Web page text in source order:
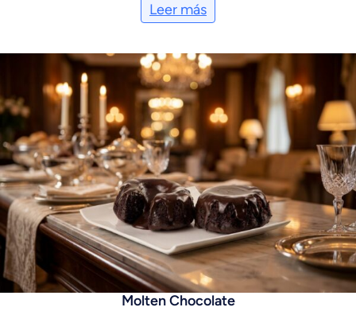
Leer más
Molten Chocolate